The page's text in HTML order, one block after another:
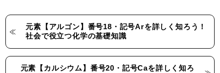
元素【アルゴン】番号18・記号Arを詳しく知ろう！
社会で役立つ化学の基礎知識
元素【カルシウム】番号20・記号Caを詳しく知ろ